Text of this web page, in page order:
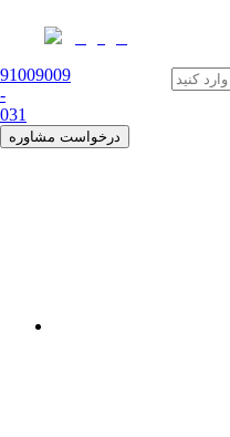
91009009
-
031
درخواست مشاوره